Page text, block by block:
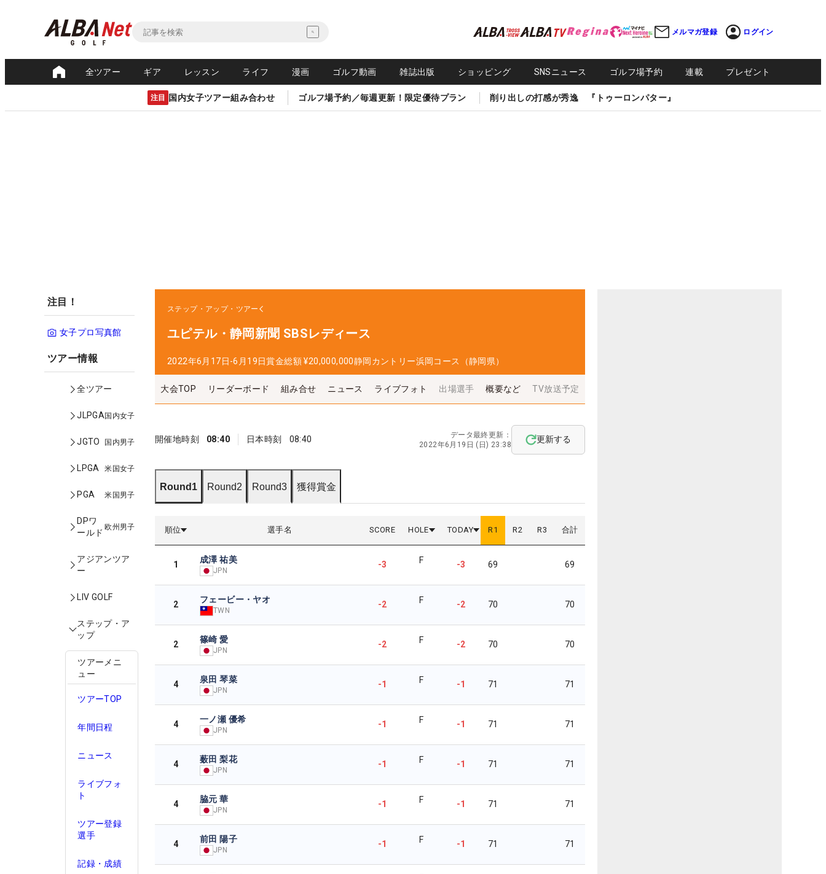
メルマガ登録 ログイン
全ツアー ギア レッスン ライフ 漫画 ゴルフ動画 雑誌出版 ショッピング SNSニュース ゴルフ場予約 連載 プレゼント
注目 国内女子ツアー組み合わせ ゴルフ場予約／毎週更新！限定優待プラン 削り出しの打感が秀逸 『トゥーロンパター』
注目！
女子プロ写真館
ツアー情報
全ツアー
JLPGA国内女子
JGTO 国内男子
LPGA 米国女子
PGA 米国男子
DPワ
ールド
欧州男子
アジアンツア
ー
LIV GOLF
ステップ・ア
ップ
ツアーメニ
ュー
ツアーTOP
年間日程
ニュース
ライブフォ
ト
ツアー登録
選手
記録・成績
ステップ・アップ・ツアー
ユピテル・静岡新聞 SBSレディース
2022年6月17日-6月19日賞金総額 ¥20,000,000静岡カントリー浜岡コース（静岡県）
大会TOP リーダーボード 組み合せ ニュース ライブフォト 出場選手 概要など TV放送予定
開催地時刻 08:40 日本時刻 08:40
データ最終更新：
2022年6月19日 (日) 23:38
更新する
Round1 Round2 Round3 獲得賞金
順位 選手名 SCORE HOLE TODAY R 1 R2 R3 合計
1 成澤 祐美
JPN
-3 F -3 69 69
2 フェービー・ヤオ
TWN
-2 F -2 70 70
2 篠崎 愛
JPN
-2 F -2 70 70
4 泉田 琴菜
JPN
-1 F -1 71 71
4 一ノ瀬 優希
JPN
-1 F -1 71 71
4 薮田 梨花
JPN
-1 F -1 71 71
4 脇元 華
JPN
-1 F -1 71 71
4 前田 陽子
JPN
-1 F -1 71 71